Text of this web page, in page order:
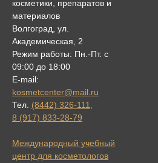
косметики, препаратов и
материалов
Волгоград, ул.
Академическая, 2
Режим работы: Пн.-Пт. с
09:00 до 18:00
E-mail:
kosmetcenter@mail.ru
Тел. (8442) 326-111
8 (917) 833-28-79
Международный учебный
центр для косметологов